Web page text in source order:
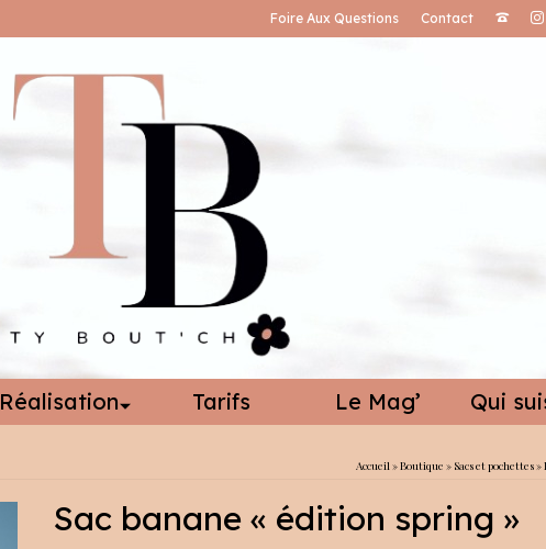
Foire Aux Questions Contact
Réalisation Tarifs Le Mag’ Qui
Accueil»Boutique » Sacs et pochettes»
Sac banane « édition spring »